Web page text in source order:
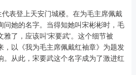
表登上天安门城楼。在为毛主席佩戴
问她的名字。当得知她叫宋彬彬时，毛
雅了，应该叫'宋要武'。这个细节被
，以《我为毛主席佩戴红袖章》为题发
。从此，宋要武这个名字成为了激进红